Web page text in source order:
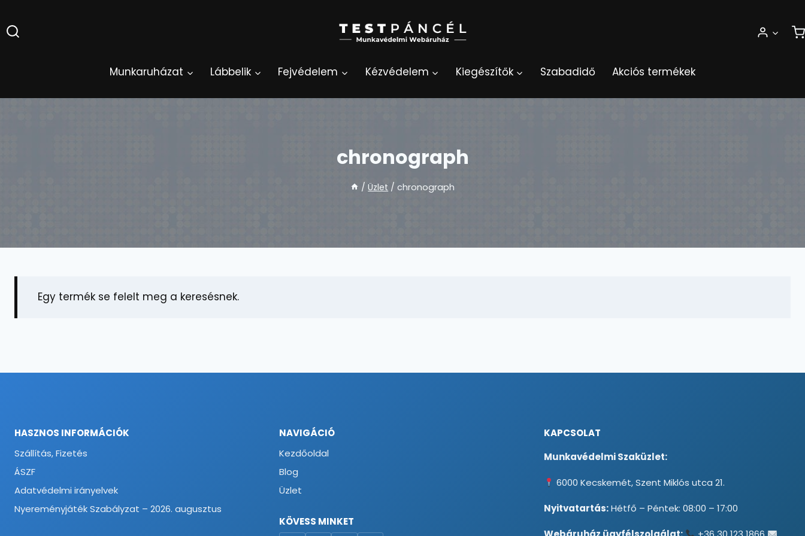
to
content
Munkaruházat Lábbelik Fejvédelem Kézvédelem Kiegészítők Szabadidő Akciós termékek
chronograph
/ Üzlet / chronograph
Egy termék se felelt meg a keresésnek.
HASZNOS INFORMÁCIÓK
Szállítás, Fizetés
ÁSZF
Adatvédelmi irányelvek
Nyereményjáték Szabályzat – 2026. augusztus
NAVIGÁCIÓ
Kezdőoldal
Blog
Üzlet
KÖVESS MINKET
KAPCSOLAT
Munkavédelmi Szaküzlet:
6000 Kecskemét, Szent Miklós utca 21.
Nyitvatartás:Hétfő – Péntek: 08:00 – 17:00